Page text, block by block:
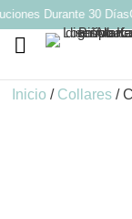
Durante 30 Días
Inicio / Collares /